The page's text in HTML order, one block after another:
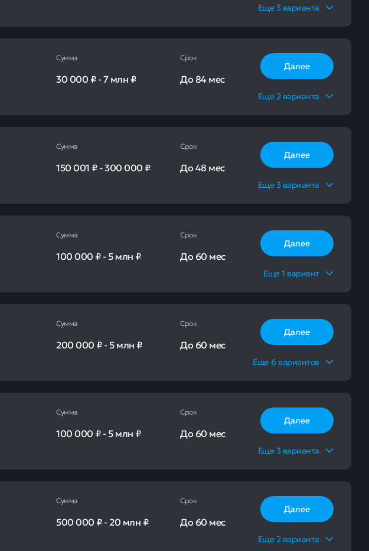
Еще3 варианта
Сумма
30 000 ₽-7 млн ₽
Срок
До84 мес
Далее
Еще2 варианта
Сумма
150 001 ₽-300 000 ₽
Срок
До48 мес
Далее
Еще3 варианта
Сумма
100 000 ₽-5 млн ₽
Срок
До60 мес
Далее
Еще1 вариант
Сумма
200 000 ₽-5 млн ₽
Срок
До60 мес
Далее
Еще6вариантов
Сумма
100 000 ₽-5 млн ₽
Срок
До60 мес
Далее
Еще3 варианта
Сумма
500 000 ₽-20 млн ₽
Срок
До60 мес
Далее
Еще2 варианта